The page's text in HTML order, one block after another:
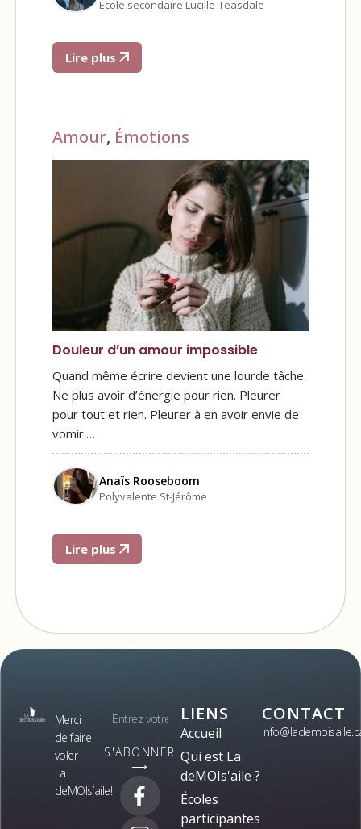
École secondaire Lucille-Teasdale
Lire plus
Amour, Émotions
Douleur d’un amour impossible
Quand même écrire devient une lourde tâche.
Ne plus avoir d’énergie pour rien. Pleurer
pour tout et rien. Pleurer à en avoir envie de
vomir.…
Anaïs Rooseboom
Polyvalente St-Jérôme
Lire plus
Merci
de faire
voler
La
deMOIs’aile!
S'ABONNER
⟶
LIENS
Accueil
Qui est La
deMOIs'aile ?
Écoles
participantes
CONTACT